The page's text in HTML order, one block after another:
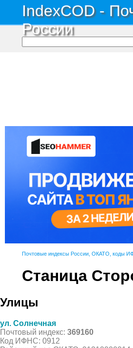
IndexCOD -
России
Почтовые индексы России, ОКАТО, коды
Станица
Улицы
ул. Солнечная
Почтовый индекс: 369160
Код ИФНС: 0912